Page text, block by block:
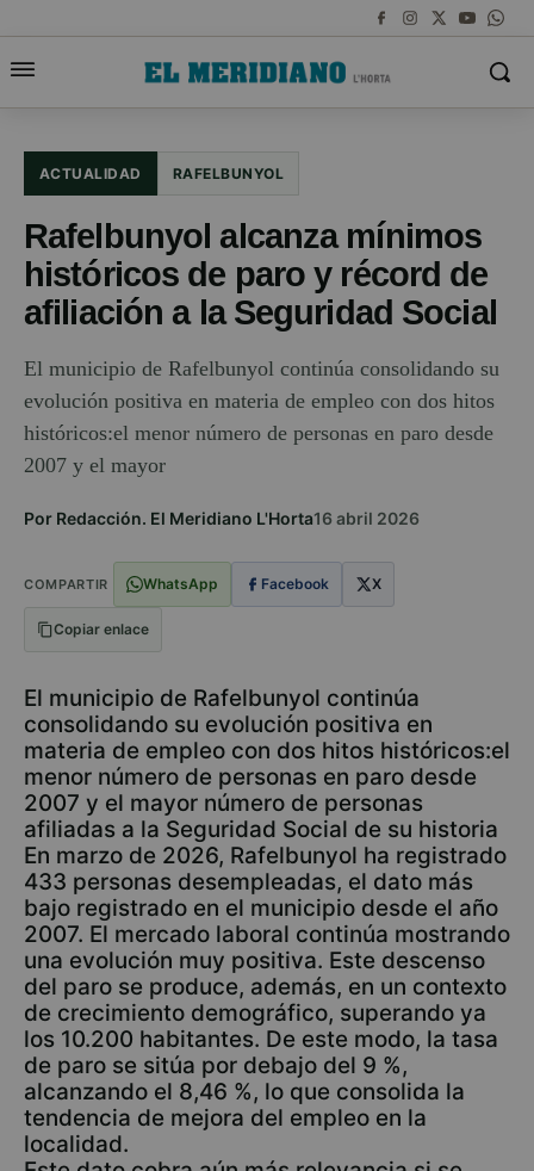
ACTUALIDAD RAFELBUNYOL
Rafelbunyol alcanza mínimos
históricos de paro y récord de
afiliación a la Seguridad Social
El municipio de Rafelbunyol continúa consolidando su
evolución positiva en materia de empleo con dos hitos
históricos:el menor número de personas en paro desde
2007 y el mayor
Por Redacción. El Meridiano L'Horta16 abril 2026
COMPARTIR WhatsApp Facebook X
Copiar enlace
El municipio de Rafelbunyol continúa
consolidando su evolución positiva en
materia de empleo con dos hitos históricos:el
menor número de personas en paro desde
2007 y el mayor número de personas
afiliadas a la Seguridad Social de su historia
En marzo de 2026, Rafelbunyol ha registrado
433 personas desempleadas, el dato más
bajo registrado en el municipio desde el año
2007. El mercado laboral continúa mostrando
una evolución muy positiva. Este descenso
del paro se produce, además, en un contexto
de crecimiento demográfico, superando ya
los 10.200 habitantes. De este modo, la tasa
de paro se sitúa por debajo del 9 %,
alcanzando el 8,46 %, lo que consolida la
tendencia de mejora del empleo en la
localidad.